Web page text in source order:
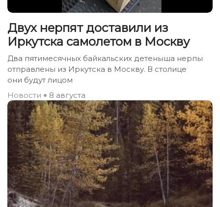
Двух нерпят доставили из
Иркутска самолетом в Москву
Два пятимесячных байкальских детеныша нерпы
отправлены из Иркутска в Москву. В столице
они будут лицом
Новости
8 августа